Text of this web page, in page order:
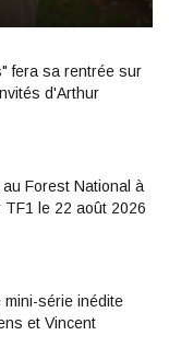
fera sa rentrée sur
d'Arthur
Forest National à
le 22 août 2026
série inédite
et Vincent